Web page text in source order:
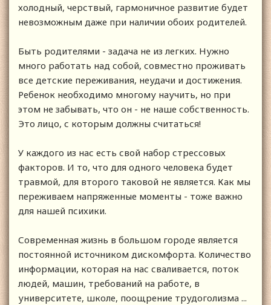
холодный, черствый, гармоничное развитие будет
невозможным даже при наличии обоих родителей.
Быть родителями - задача не из легких. Нужно
много работать над собой, совместно проживать
все детские переживания, неудачи и достижения.
Ребенок необходимо многому научить, но при
этом не забывать, что он - не наше собственность.
Это лицо, с которым должны считаться!
У каждого из нас есть свой набор стрессовых
факторов. И то, что для одного человека будет
травмой, для второго таковой не является. Как мы
переживаем напряженные моменты - тоже важно
для нашей психики.
Современная жизнь в большом городе является
постоянной источником дискомфорта. Количество
информации, которая на нас сваливается, поток
людей, машин, требований на работе, в
университете, школе, поощрение трудоголизма ...